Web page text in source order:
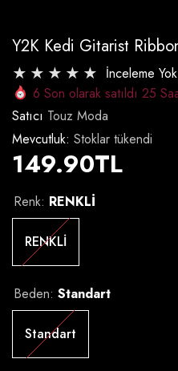
Y2K Kedi Gitarist
İnceleme Yok
6 Son olarak satıldı 25
Satıcı Touz Moda
Mevcutluk: Stoklar tükendi
149.90TL
Renk: RENKLİ
RENKLİ
Beden: Standart
Standart